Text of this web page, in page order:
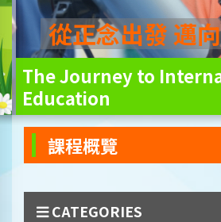
從正念出發 邁
The Journey to
Education
課程概覽
CATEGORIES